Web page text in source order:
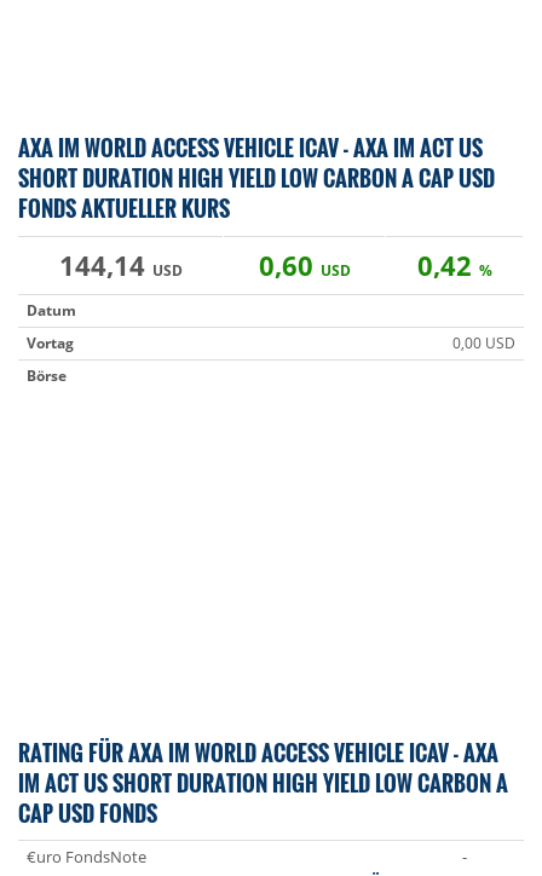
AXA IM WORLD ACCESS VEHICLE ICAV - AXA IM ACT US
SHORT DURATION HIGH YIELD LOW CARBON A CAP USD
FONDS AKTUELLER KURS
144,14 USD 0,60 USD 0,42 %
Datum
Vortag
0,00 USD
Börse
RATING FÜR AXA IM WORLD ACCESS VEHICLE ICAV - AXA
IM ACT US SHORT DURATION HIGH YIELD LOW CARBON A
CAP USD FONDS
€uro FondsNote -